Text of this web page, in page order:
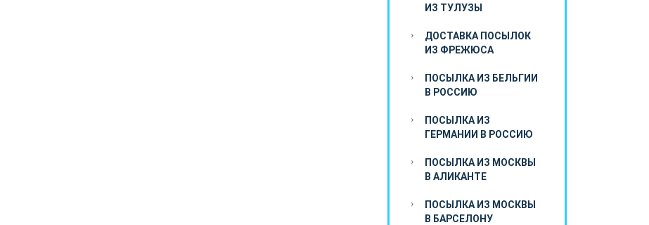
ИЗ ТУЛУЗЫ
ДОСТАВКА ПОСЫЛОК
ИЗ ФРЕЖЮСА
ПОСЫЛКА ИЗ БЕЛЬГИИ
В РОССИЮ
ПОСЫЛКА ИЗ
ГЕРМАНИИ В РОССИЮ
ПОСЫЛКА ИЗ МОСКВЫ
В АЛИКАНТЕ
ПОСЫЛКА ИЗ МОСКВЫ
В БАРСЕЛОНУ